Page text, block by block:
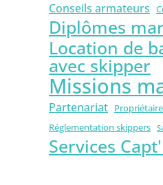
Conseils armateurs
Diplômes
Location de
avec skipper
Missions
Partenariat
Réglementation skippers
Services